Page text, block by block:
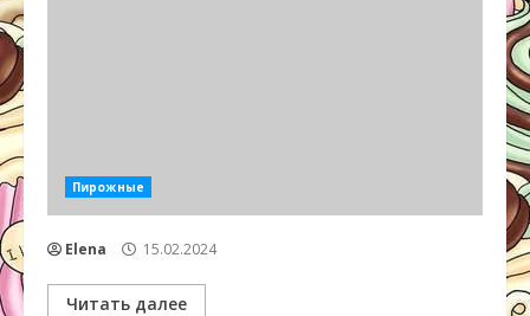
Пирожные
Elena 15.02.2024
Читать далее